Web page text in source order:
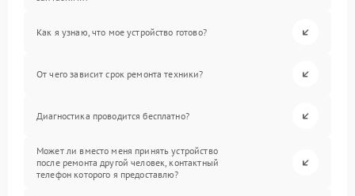
Как я узнаю, что мое устройство готово?
От чего зависит срок ремонта техники?
Диагностика проводится бесплатно?
Может ли вместо меня принять устройство
после ремонта другой человек, контактный
телефон которого я предоставлю?